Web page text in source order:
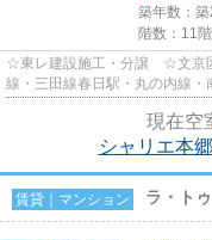
築年数：
階数：11
☆東レ建設施工・分譲 ☆文京
線・三田線春日駅・丸の内線
現在空
シャリエ本
賃貸｜マンション ラ・ト